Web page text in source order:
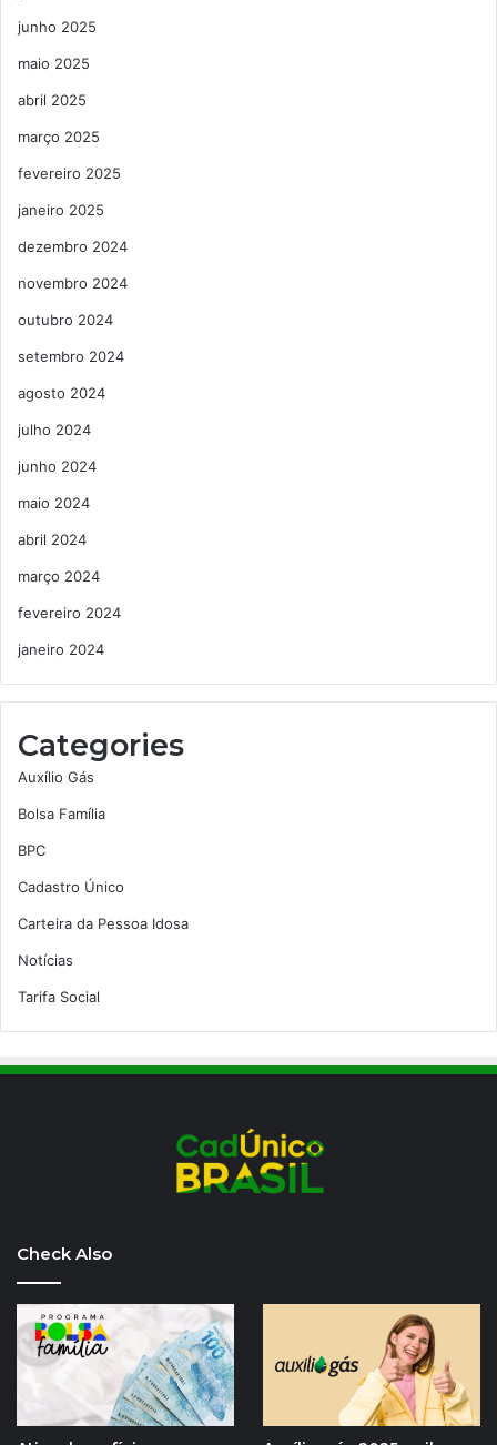
junho 2025
maio 2025
abril 2025
março 2025
fevereiro 2025
janeiro 2025
dezembro 2024
novembro 2024
outubro 2024
setembro 2024
agosto 2024
julho 2024
junho 2024
maio 2024
abril 2024
março 2024
fevereiro 2024
janeiro 2024
Categories
Auxílio Gás
Bolsa Família
BPC
Cadastro Único
Carteira da Pessoa Idosa
Notícias
Tarifa Social
Check Also